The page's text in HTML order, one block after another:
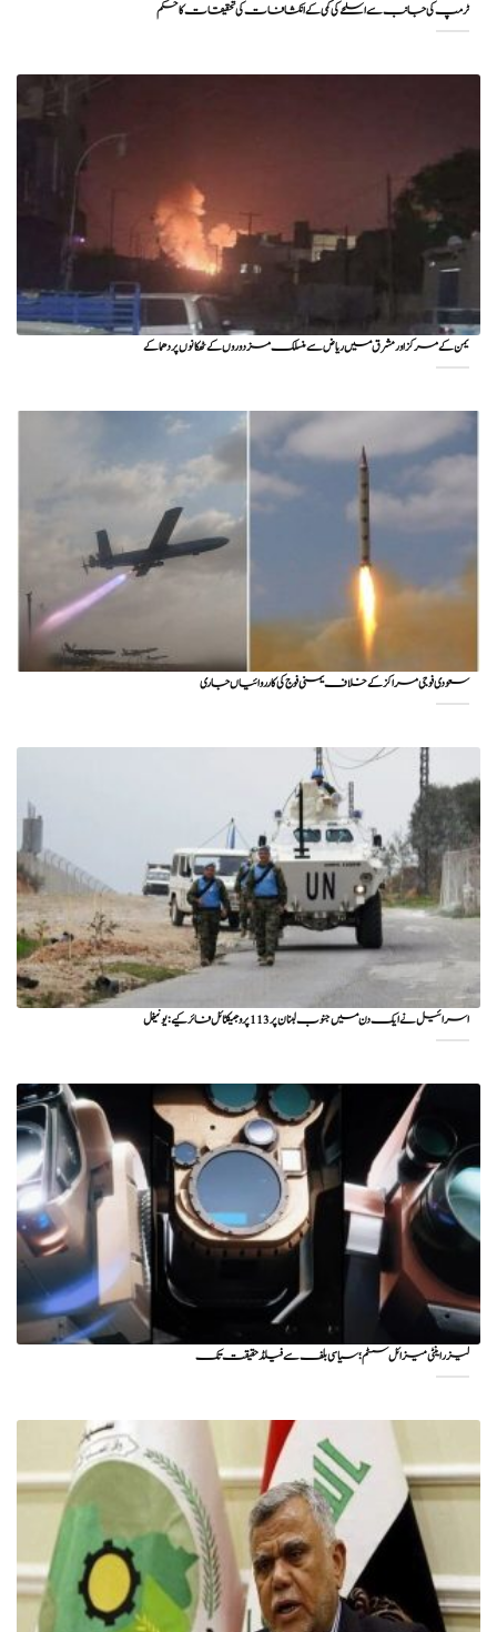
ٹرمپ کی جانب سے اسلحے کی کمی کے انکشافات کی تحقیقات کا حکم
یمن کے مرکز اور مشرق میں ریاض سے منسلک مزدوروں کے ٹھکانوں پر دھماکے
سعودی فوجی مراکز کے خلاف یمنی فوج کی کارروائیاں جاری
اسرائیل نے ایک دن میں جنوب لبنان پر 113 پروجیکٹائل فائر کیے: یونیفل
لیزر اینٹی میزائل سسٹم؛ سیاسی بلف سے فیلڈ حقیقت تک